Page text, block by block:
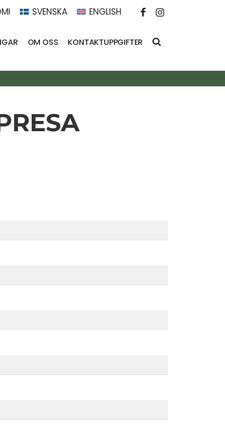
SVENSKA ENGLISH
OM OSS KONTAKTUPPGIFTER